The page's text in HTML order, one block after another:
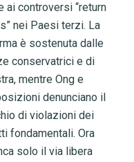
ai controversi “return
nei Paesi terzi. La
è sostenuta dalle
conservatrici e di
mentre Ong e
denunciano il
di violazioni dei
fondamentali. Ora
solo il via libera